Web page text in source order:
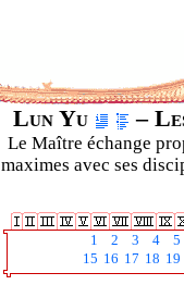
Lun Yu –
Le Maître échange
maximes avec ses
1 2 3 4
5
15 16 17 18 19